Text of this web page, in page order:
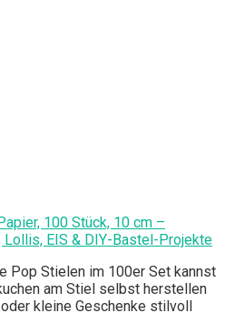
100 Stück, 10 cm –
EIS & DIY-Bastel-Projekte
Pop Stielen im 100er Set kannst
am Stiel selbst herstellen
kleine Geschenke stilvoll